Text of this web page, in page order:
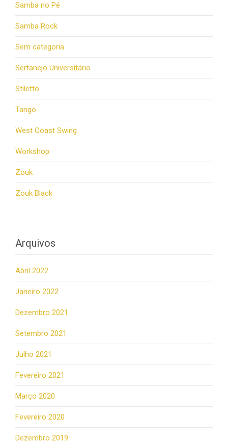
Samba no Pé
Samba Rock
Sem categoria
Sertanejo Universitário
Stiletto
Tango
West Coast Swing
Workshop
Zouk
Zouk Black
Arquivos
Abril 2022
Janeiro 2022
Dezembro 2021
Setembro 2021
Julho 2021
Fevereiro 2021
Março 2020
Fevereiro 2020
Dezembro 2019